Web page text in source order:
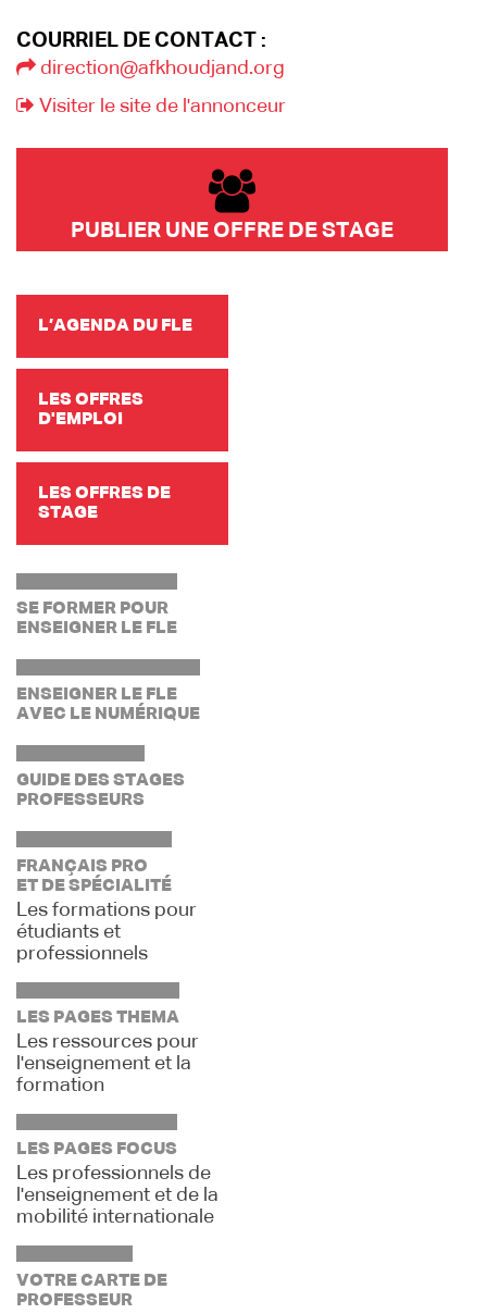
COURRIEL DE CONTACT :
direction@afkhoudjand.org
Visiter le site de l'annonceur
PUBLIER UNE OFFRE DE STAGE
L’AGENDA DU FLE
LES OFFRES
D'EMPLOI
LES OFFRES DE
STAGE
SE FORMER POUR
ENSEIGNER LE FLE
ENSEIGNER LE FLE
AVEC LE NUMÉRIQUE
GUIDE DES STAGES
PROFESSEURS
FRANÇAIS PRO
ET DE SPÉCIALITÉ
Les formations pour
étudiants et
professionnels
LES PAGES THEMA
Les ressources pour
l'enseignement et la
formation
LES PAGES FOCUS
Les professionnels de
l'enseignement et de la
mobilité internationale
VOTRE CARTE DE
PROFESSEUR